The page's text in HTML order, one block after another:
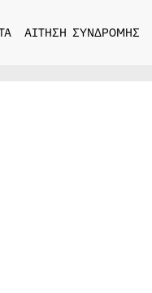
ΑΙΤΗΣΗ ΣΥΝΔΡΟΜΗΣ